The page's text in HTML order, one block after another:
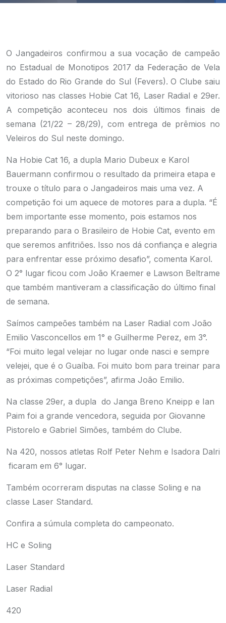
O Jangadeiros confirmou a sua vocação de campeão
no Estadual de Monotipos 2017 da Federação de Vela
do Estado do Rio Grande do Sul (Fevers). O Clube saiu
vitorioso nas classes Hobie Cat 16, Laser Radial e 29er.
A competição aconteceu nos dois últimos finais de
semana (21/22 – 28/29), com entrega de prêmios no
Veleiros do Sul neste domingo.
Na Hobie Cat 16, a dupla Mario Dubeux e Karol
Bauermann confirmou o resultado da primeira etapa e
trouxe o título para o Jangadeiros mais uma vez. A
competição foi um aquece de motores para a dupla. “É
bem importante esse momento, pois estamos nos
preparando para o Brasileiro de Hobie Cat, evento em
que seremos anfitriões. Isso nos dá confiança e alegria
para enfrentar esse próximo desafio”, comenta Karol.
O 2° lugar ficou com João Kraemer e Lawson Beltrame
que também mantiveram a classificação do último final
de semana.
Saímos campeões também na Laser Radial com João
Emilio Vasconcellos em 1° e Guilherme Perez, em 3°.
“Foi muito legal velejar no lugar onde nasci e sempre
velejei, que é o Guaíba. Foi muito bom para treinar para
as próximas competições”, afirma João Emilio.
Na classe 29er, a dupla do Janga Breno Kneipp e Ian
Paim foi a grande vencedora, seguida por Giovanne
Pistorelo e Gabriel Simões, também do Clube.
Na 420, nossos atletas Rolf Peter Nehm e Isadora Dalri
ficaram em 6° lugar.
Também ocorreram disputas na classe Soling e na
classe Laser Standard.
Confira a súmula completa do campeonato.
HC e Soling
Laser Standard
Laser Radial
420